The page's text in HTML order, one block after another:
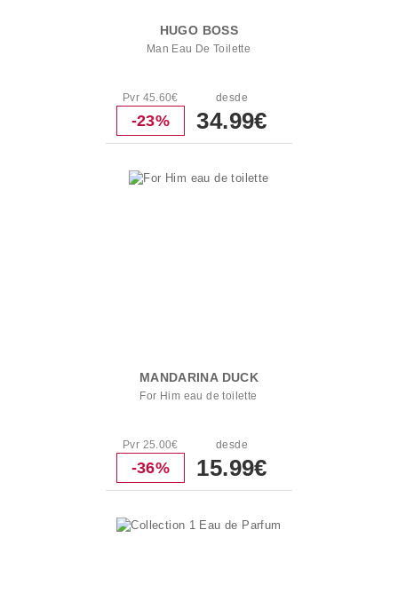
HUGO BOSS
Man Eau De Toilette
Pvr 45.60€
-23%
desde
34.99€
MANDARINA DUCK
For Him eau de toilette
Pvr 25.00€
-36%
desde
15.99€